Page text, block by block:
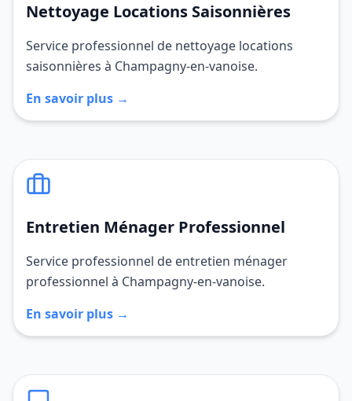
Nettoyage Locations Saisonnières
Service professionnel de nettoyage locations
saisonnières à Champagny-en-vanoise.
En savoir plus →
Entretien Ménager Professionnel
Service professionnel de entretien ménager
professionnel à Champagny-en-vanoise.
En savoir plus →